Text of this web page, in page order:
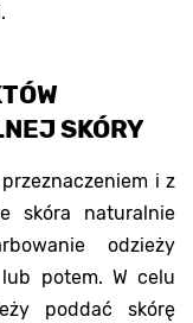
SKÓRY
i z
skóra naturalnie
odzieży
potem. W celu
poddać skórę